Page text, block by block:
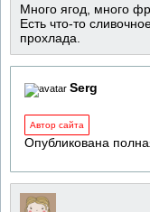
Много ягод, много
Есть что-то
прохлада.
Serg
Автор сайта
Опубликована